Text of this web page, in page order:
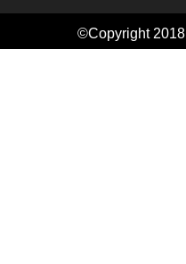
©Copyright 2018